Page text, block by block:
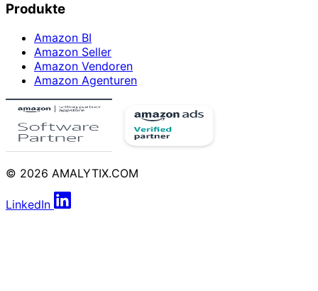
Produkte
Amazon BI
Amazon Seller
Amazon Vendoren
Amazon Agenturen
© 2026 AMALYTIX.COM
LinkedIn